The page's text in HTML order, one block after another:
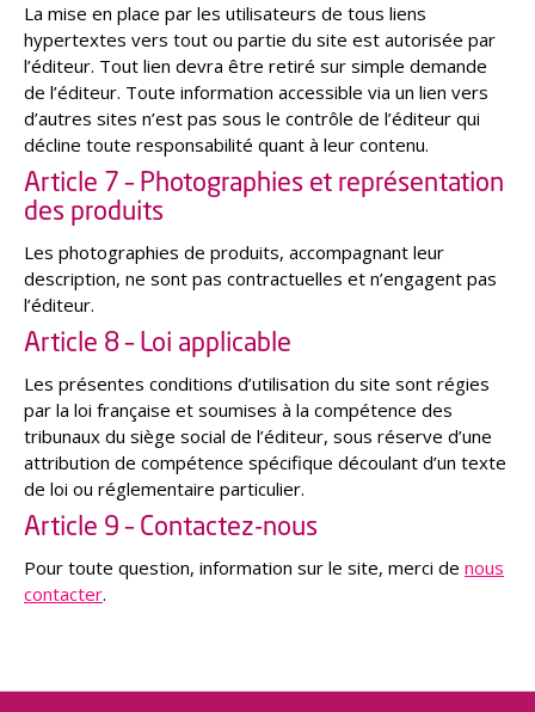
La mise en place par les utilisateurs de tous liens
hypertextes vers tout ou partie du site est autorisée par
l’éditeur. Tout lien devra être retiré sur simple demande
de l’éditeur. Toute information accessible via un lien vers
d’autres sites n’est pas sous le contrôle de l’éditeur qui
décline toute responsabilité quant à leur contenu.
Article 7 – Photographies et représentation
des produits
Les photographies de produits, accompagnant leur
description, ne sont pas contractuelles et n’engagent pas
l’éditeur.
Article 8 – Loi applicable
Les présentes conditions d’utilisation du site sont régies
par la loi française et soumises à la compétence des
tribunaux du siège social de l’éditeur, sous réserve d’une
attribution de compétence spécifique découlant d’un texte
de loi ou réglementaire particulier.
Article 9 – Contactez-nous
Pour toute question, information sur le site, merci de nous
contacter.